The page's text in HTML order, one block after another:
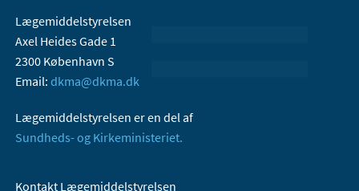
Lægemiddelstyrelsen
Axel Heides Gade 1
2300 København S
Email: dkma@dkma.dk
Lægemiddelstyrelsen er en del af
Sundheds- og Kirkeministeriet.
Kontakt Lægemiddelstyrelsen